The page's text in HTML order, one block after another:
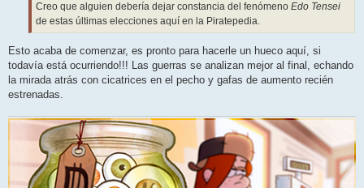
Creo que alguien debería dejar constancia del fenómeno Edo Tensei
de estas últimas elecciones aquí en la Piratepedia.
Esto acaba de comenzar, es pronto para hacerle un hueco aquí, si
todavía está ocurriendo!!! Las guerras se analizan mejor al final, echando
la mirada atrás con cicatrices en el pecho y gafas de aumento recién
estrenadas.